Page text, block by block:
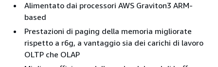
Alimentato dai processori AWS Graviton3 ARM-
based
Prestazioni di paging della memoria migliorate
rispetto a r6g, a vantaggio sia dei carichi di lavoro
OLTP che OLAP